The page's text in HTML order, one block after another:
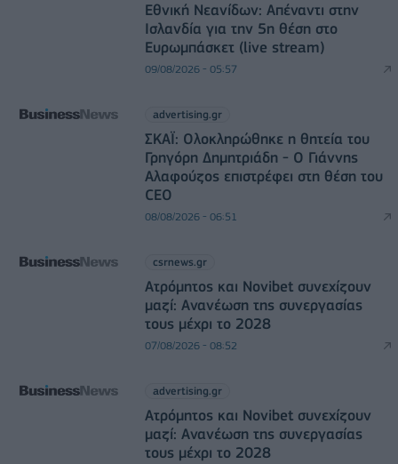
Εθνική Νεανίδων: Απέναντι στην
Ισλανδία για την 5η θέση στο
Ευρωμπάσκετ (live stream)
09/08/2026 - 05:57
advertising.gr
ΣΚΑΪ: Ολοκληρώθηκε η θητεία του
Γρηγόρη Δημητριάδη - Ο Γιάννης
Αλαφούζος επιστρέφει στη θέση του
CEO
08/08/2026 - 06:51
csrnews.gr
Ατρόμητος και Novibet συνεχίζουν
μαζί: Ανανέωση της συνεργασίας
τους μέχρι το 2028
07/08/2026 - 08:52
advertising.gr
Ατρόμητος και Novibet συνεχίζουν
μαζί: Ανανέωση της συνεργασίας
τους μέχρι το 2028